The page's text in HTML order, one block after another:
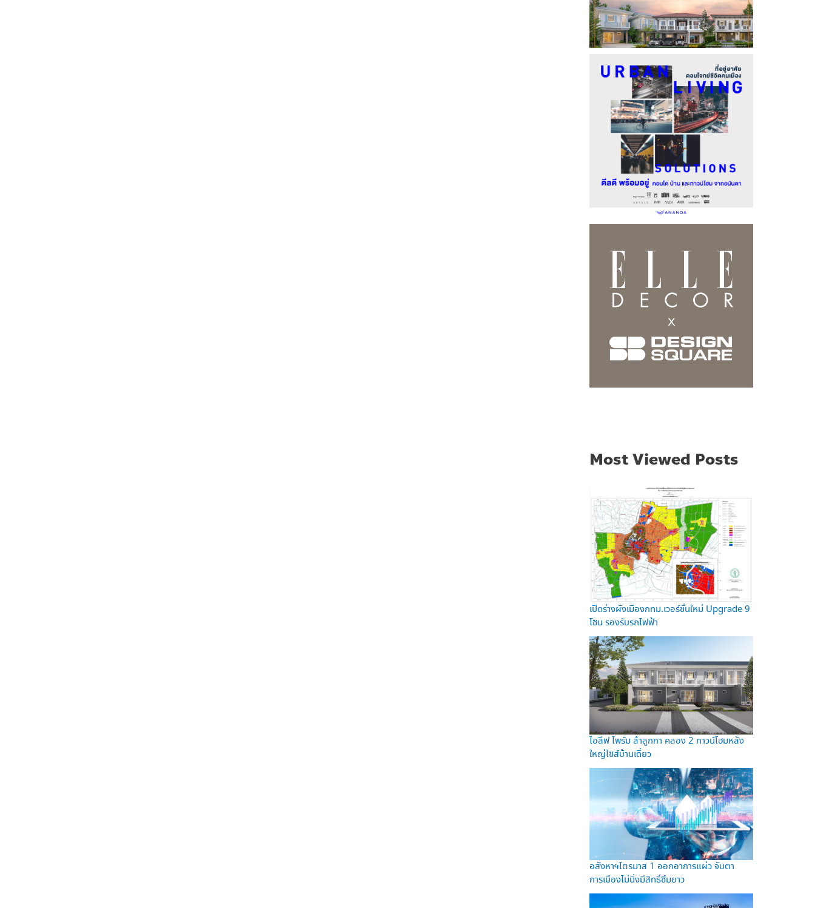
Most Viewed Posts
เปิดร่างผังเมืองกทม.เวอร์ชั่นใหม่ Upgrade 9
โซน รองรับรถไฟฟ้า
ไอลีฟ ไพร์ม ลำลูกกา คลอง 2 ทาวน์โฮมหลัง
ใหญ่ไซส์บ้านเดี่ยว
อสังหาฯไตรมาส 1 ออกอาการแผ่ว จับตา
การเมืองไม่นิ่งมีสิทธิ์ซึมยาว